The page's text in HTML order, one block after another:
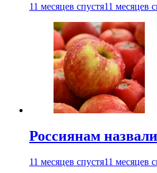
11 месяцев спустя11 месяцев
Россиянам
11 месяцев спустя11 месяцев